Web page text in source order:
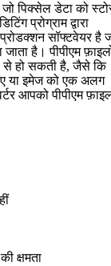
जो पिक्सेल डेटा को
प्रोग्राम द्वारा
सॉफ्टवेयर है
है। पीपीएम
से हो सकती है, जैसे कि
या इमेज को एक अलग
आपको पीपीएम
क्षमता